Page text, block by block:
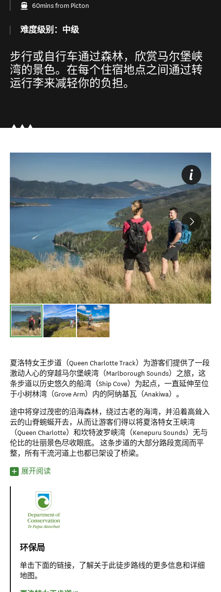
60mins from Picton
难度级别：中级
步行或自行车通过森林，欣赏马尔堡峡
湾的景色。在每个住宿地点之间通过转
运行李来减轻你的负担。
夏洛特女王步道（Queen Charlotte Track）为游客们提供了一段
激动人心的穿越马尔堡峡湾（Marlborough Sounds）之旅，这
条步道以历史悠久的船湾（Ship Cove）为起点，一直延伸至位
于小树林湾（Grove Arm）内的阿纳基瓦（Anakiwa）。
途中将穿过茂密的沿海森林，绕过古老的海湾，并沿着高耸入
云的山脊蜿蜒开去，从而让游客们得以将夏洛特女王峡湾
（Queen Charlotte）和坎特波罗峡湾（Kenepuru Sounds）无与
伦比的壮丽景色尽收眼底。 这条步道的大部分路段宽阔而平
整，所有干流河道上也都已架设了桥梁。
展开阅读
环保局
单击下面的链接，了解关于此徒步路线的更多信息和详细
地图。